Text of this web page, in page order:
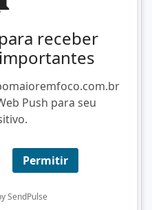
receber
Push para seu
Permitir
SendPulse
Instagram